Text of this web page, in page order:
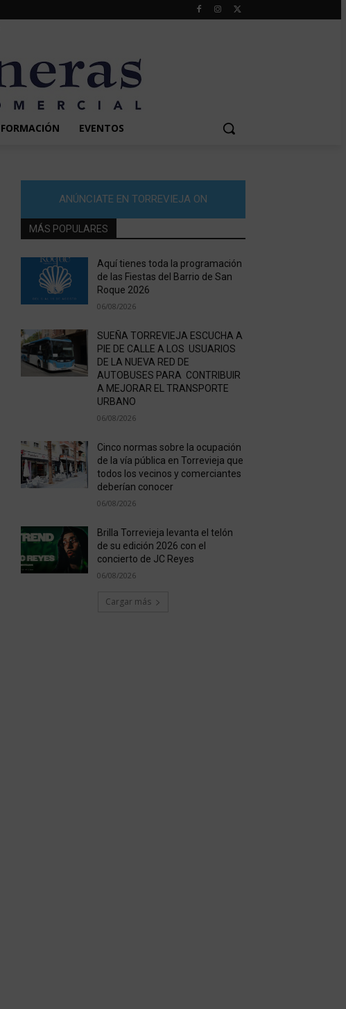
FORMACIÓN EVENTOS
ANÚNCIATE EN TORREVIEJA ON
MÁS POPULARES
Aquí tienes toda la programación
de las Fiestas del Barrio de San
Roque 2026
06/08/2026
SUEÑA TORREVIEJA ESCUCHA A
PIE DE CALLE A LOS USUARIOS
DE LA NUEVA RED DE
AUTOBUSES PARA CONTRIBUIR
A MEJORAR EL TRANSPORTE
URBANO
06/08/2026
Cinco normas sobre la ocupación
de la vía pública en Torrevieja que
todos los vecinos y comerciantes
deberían conocer
06/08/2026
Brilla Torrevieja levanta el telón
de su edición 2026 con el
concierto de JC Reyes
06/08/2026
Cargar más